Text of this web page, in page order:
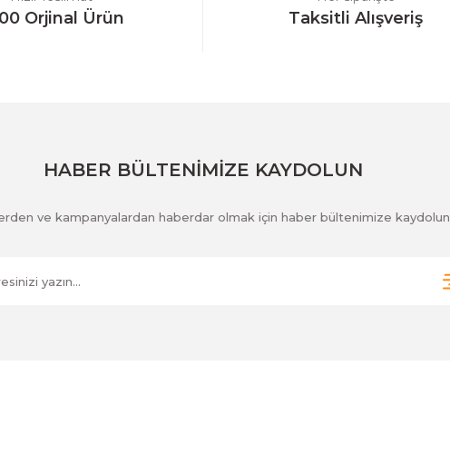
Orjinal Ürün Taksitli Alışveriş
HABER BÜLTENİMİZE KAYDOLUN
ve kampanyalardan haberdar olmak için haber bültenimize kaydolun